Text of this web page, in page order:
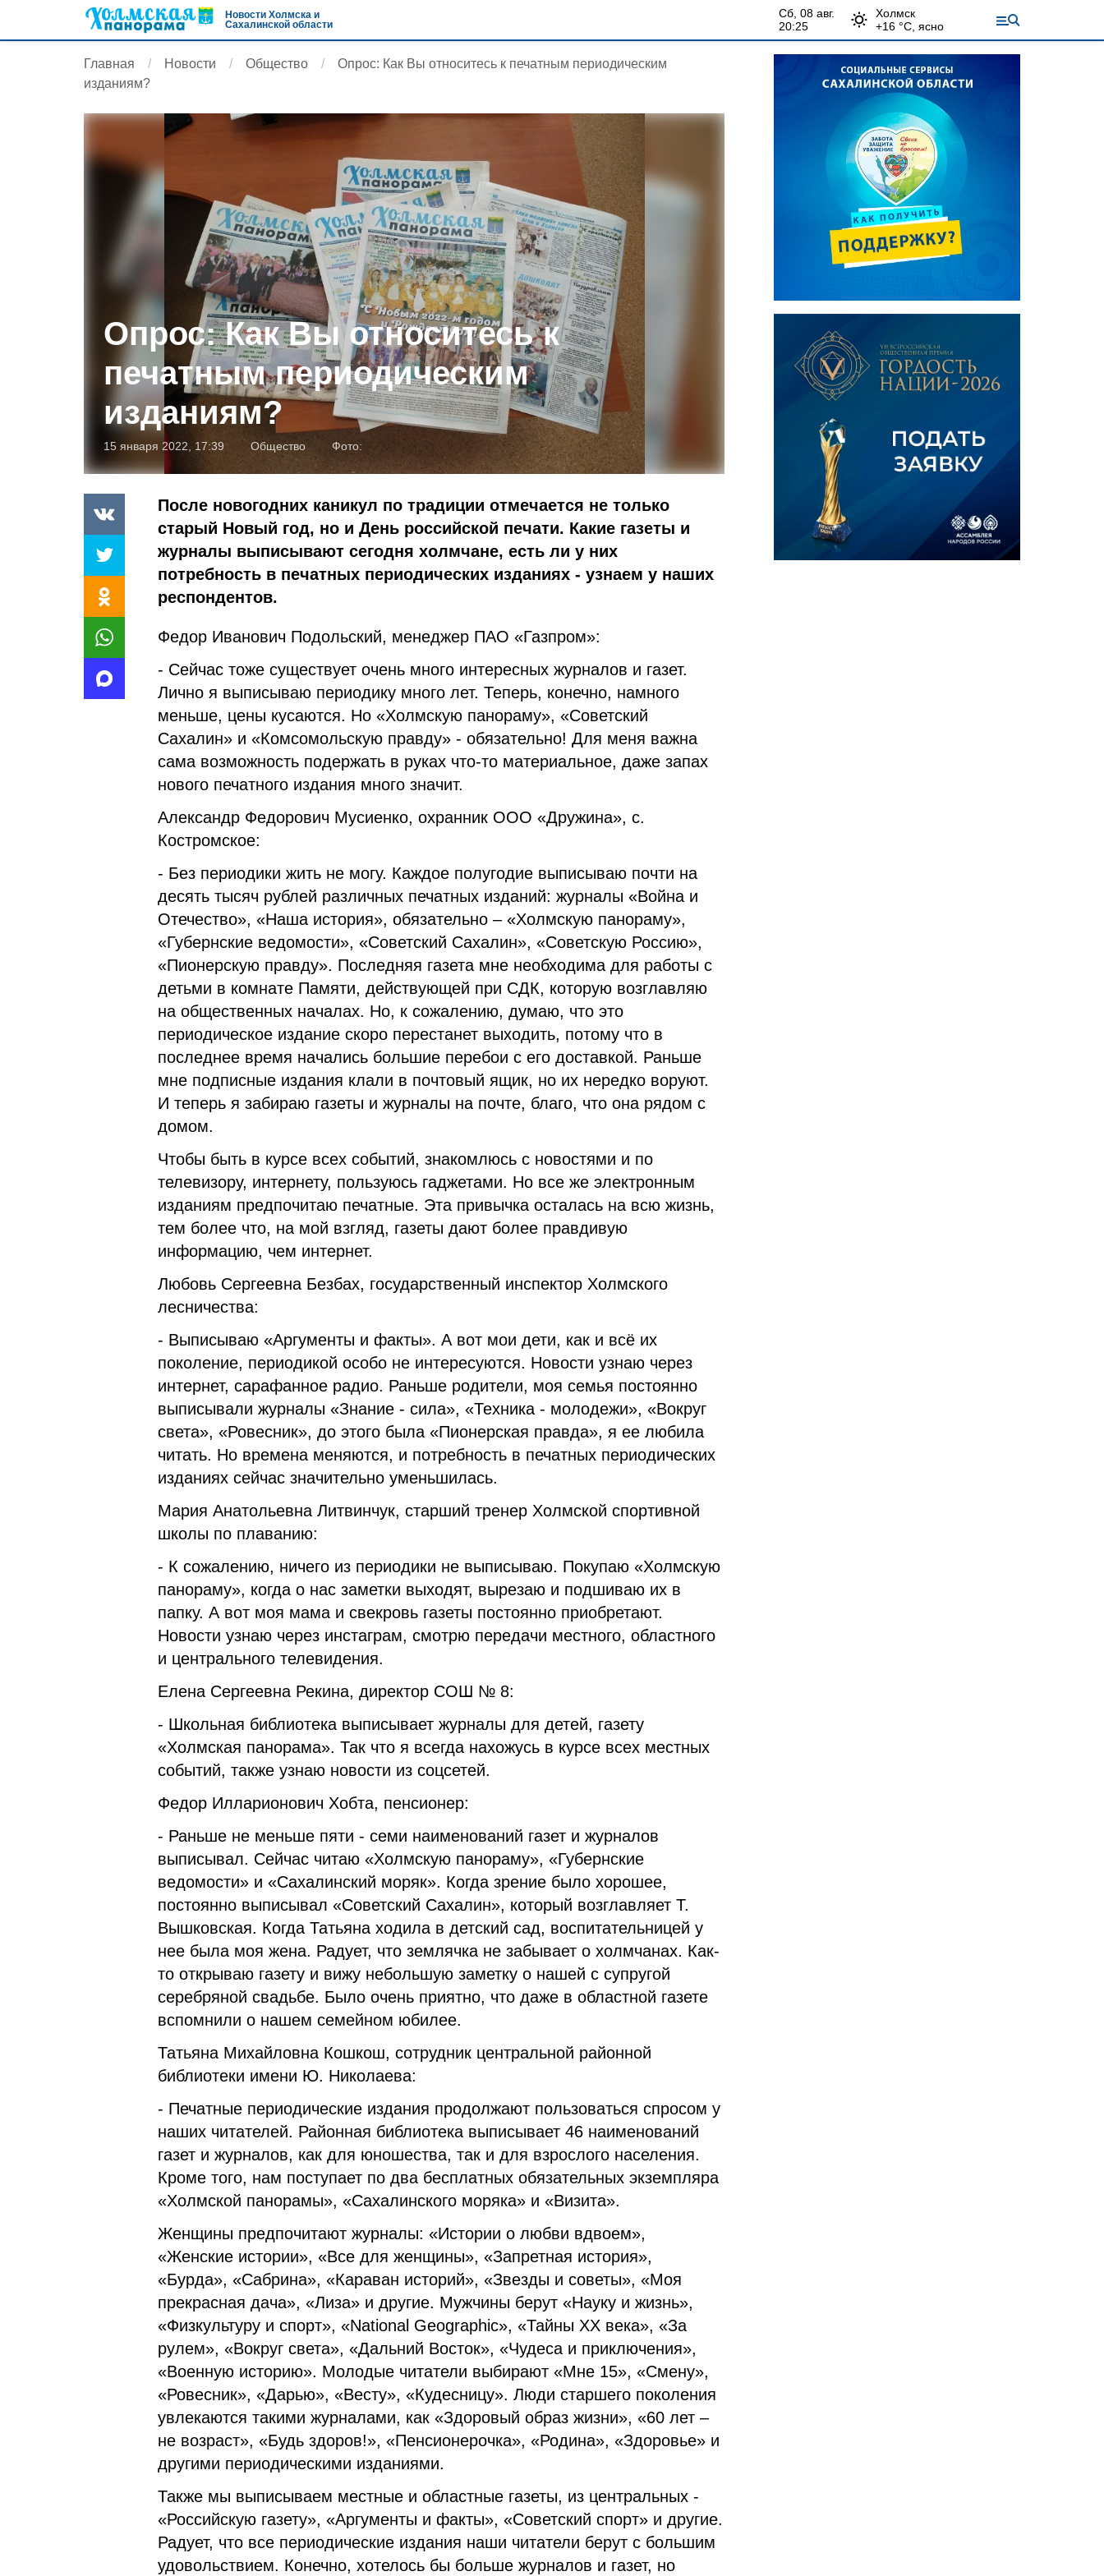
Новости Холмска и
Сахалинской области
сб, 08 авг.
20:25
Холмск
+16 °С, ясно
Главная Новости Общество
Опрос: Как Вы относитесь к печатным периодическим
изданиям?
Опрос: Как Вы относитесь к
печатным периодическим
изданиям?
15 января 2022, 17:39 Общество Фото:
После новогодних каникул по традиции отмечается не только
старый Новый год, но и День российской печати. Какие газеты и
журналы выписывают сегодня холмчане, есть ли у них
потребность в печатных периодических изданиях - узнаем у наших
респондентов.
Федор Иванович Подольский, менеджер ПАО «Газпром»:
- Сейчас тоже существует очень много интересных журналов и газет.
Лично я выписываю периодику много лет. Теперь, конечно, намного
меньше, цены кусаются. Но «Холмскую панораму», «Советский
Сахалин» и «Комсомольскую правду» - обязательно! Для меня важна
сама возможность подержать в руках что-то материальное, даже запах
нового печатного издания много значит.
Александр Федорович Мусиенко, охранник ООО «Дружина», с.
Костромское:
- Без периодики жить не могу. Каждое полугодие выписываю почти на
десять тысяч рублей различных печатных изданий: журналы «Война и
Отечество», «Наша история», обязательно – «Холмскую панораму»,
«Губернские ведомости», «Советский Сахалин», «Советскую Россию»,
«Пионерскую правду». Последняя газета мне необходима для работы с
детьми в комнате Памяти, действующей при СДК, которую возглавляю
на общественных началах. Но, к сожалению, думаю, что это
периодическое издание скоро перестанет выходить, потому что в
последнее время начались большие перебои с его доставкой. Раньше
мне подписные издания клали в почтовый ящик, но их нередко воруют.
И теперь я забираю газеты и журналы на почте, благо, что она рядом с
домом.
Чтобы быть в курсе всех событий, знакомлюсь с новостями и по
телевизору, интернету, пользуюсь гаджетами. Но все же электронным
изданиям предпочитаю печатные. Эта привычка осталась на всю жизнь,
тем более что, на мой взгляд, газеты дают более правдивую
информацию, чем интернет.
Любовь Сергеевна Безбах, государственный инспектор Холмского
лесничества:
- Выписываю «Аргументы и факты». А вот мои дети, как и всё их
поколение, периодикой особо не интересуются. Новости узнаю через
интернет, сарафанное радио. Раньше родители, моя семья постоянно
выписывали журналы «Знание - сила», «Техника - молодежи», «Вокруг
света», «Ровесник», до этого была «Пионерская правда», я ее любила
читать. Но времена меняются, и потребность в печатных периодических
изданиях сейчас значительно уменьшилась.
Мария Анатольевна Литвинчук, старший тренер Холмской спортивной
школы по плаванию:
- К сожалению, ничего из периодики не выписываю. Покупаю «Холмскую
панораму», когда о нас заметки выходят, вырезаю и подшиваю их в
папку. А вот моя мама и свекровь газеты постоянно приобретают.
Новости узнаю через инстаграм, смотрю передачи местного, областного
и центрального телевидения.
Елена Сергеевна Рекина, директор СОШ № 8:
- Школьная библиотека выписывает журналы для детей, газету
«Холмская панорама». Так что я всегда нахожусь в курсе всех местных
событий, также узнаю новости из соцсетей.
Федор Илларионович Хобта, пенсионер:
- Раньше не меньше пяти - семи наименований газет и журналов
выписывал. Сейчас читаю «Холмскую панораму», «Губернские
ведомости» и «Сахалинский моряк». Когда зрение было хорошее,
постоянно выписывал «Советский Сахалин», который возглавляет Т.
Вышковская. Когда Татьяна ходила в детский сад, воспитательницей у
нее была моя жена. Радует, что землячка не забывает о холмчанах. Как-
то открываю газету и вижу небольшую заметку о нашей с супругой
серебряной свадьбе. Было очень приятно, что даже в областной газете
вспомнили о нашем семейном юбилее.
Татьяна Михайловна Кошкош, сотрудник центральной районной
библиотеки имени Ю. Николаева:
- Печатные периодические издания продолжают пользоваться спросом у
наших читателей. Районная библиотека выписывает 46 наименований
газет и журналов, как для юношества, так и для взрослого населения.
Кроме того, нам поступает по два бесплатных обязательных экземпляра
«Холмской панорамы», «Сахалинского моряка» и «Визита».
Женщины предпочитают журналы: «Истории о любви вдвоем»,
«Женские истории», «Все для женщины», «Запретная история»,
«Бурда», «Сабрина», «Караван историй», «Звезды и советы», «Моя
прекрасная дача», «Лиза» и другие. Мужчины берут «Науку и жизнь»,
«Физкультуру и спорт», «National Geographic», «Тайны XX века», «За
рулем», «Вокруг света», «Дальний Восток», «Чудеса и приключения»,
«Военную историю». Молодые читатели выбирают «Мне 15», «Смену»,
«Ровесник», «Дарью», «Весту», «Кудесницу». Люди старшего поколения
увлекаются такими журналами, как «Здоровый образ жизни», «60 лет –
не возраст», «Будь здоров!», «Пенсионерочка», «Родина», «Здоровье» и
другими периодическими изданиями.
Также мы выписываем местные и областные газеты, из центральных -
«Российскую газету», «Аргументы и факты», «Советский спорт» и другие.
Радует, что все периодические издания наши читатели берут с большим
удовольствием. Конечно, хотелось бы больше журналов и газет, но